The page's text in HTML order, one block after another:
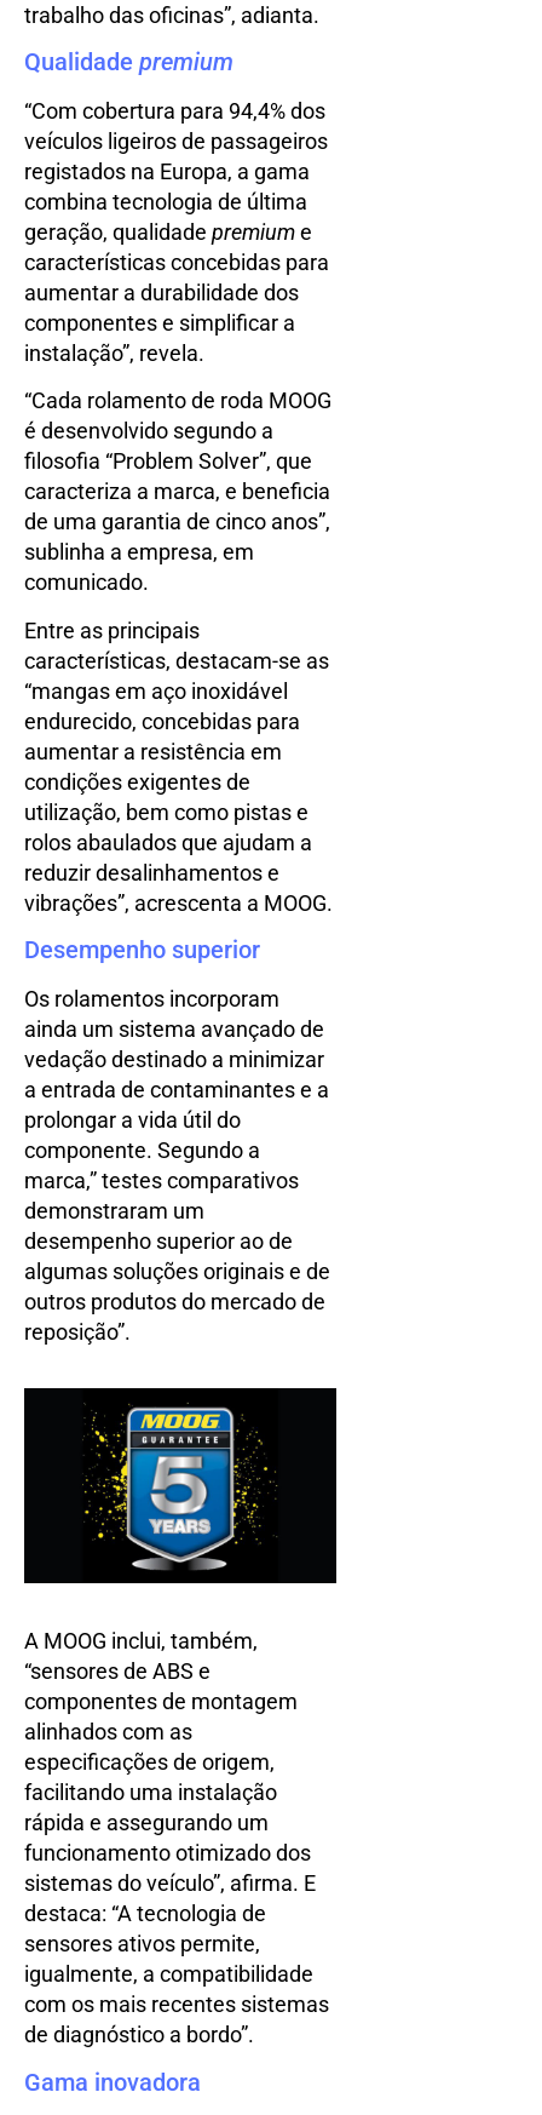
trabalho das oficinas”, adianta.
Qualidade premium
“Com cobertura para 94,4% dos
veículos ligeiros de passageiros
registados na Europa, a gama
combina tecnologia de última
geração, qualidade premiume
características concebidas para
aumentar a durabilidade dos
componentes e simplificar a
instalação”, revela.
“Cada rolamento de roda MOOG
é desenvolvido segundo a
filosofia “Problem Solver”, que
caracteriza a marca, e beneficia
de uma garantia de cinco anos”,
sublinha a empresa, em
comunicado.
Entre as principais
características, destacam-se as
“mangas em aço inoxidável
endurecido, concebidas para
aumentar a resistência em
condições exigentes de
utilização, bem como pistas e
rolos abaulados que ajudam a
reduzir desalinhamentos e
vibrações”, acrescenta a MOOG.
Desempenho superior
Os rolamentos incorporam
ainda um sistema avançado de
vedação destinado a minimizar
a entrada de contaminantes e a
prolongar a vida útil do
componente. Segundo a
marca,” testes comparativos
demonstraram um
desempenho superior ao de
algumas soluções originais e de
outros produtos do mercado de
reposição”.
A MOOG inclui, também,
“sensores de ABS e
componentes de montagem
alinhados com as
especificações de origem,
facilitando uma instalação
rápida e assegurando um
funcionamento otimizado dos
sistemas do veículo”, afirma. E
destaca: “A tecnologia de
sensores ativos permite,
igualmente, a compatibilidade
com os mais recentes sistemas
de diagnóstico a bordo”.
Gama inovadora